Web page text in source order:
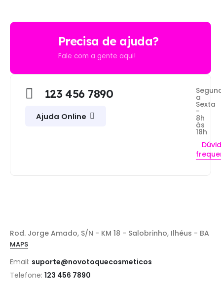
Precisa de ajuda?
Fale com a gente aqui!
123 456 7890
Ajuda Online
a
Sexta
-
8h
às
18h
Rod. Jorge Amado, S/N - KM 18 - Salobrinho, Ilhéus - BA
MAPS
Email: suporte@novotoquecosmeticos
Telefone: 123 456 7890